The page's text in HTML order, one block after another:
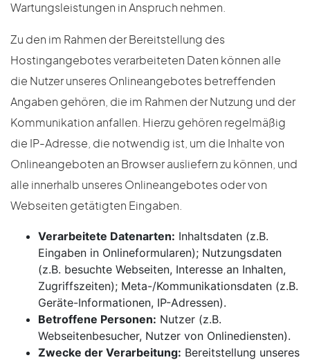
Wartungsleistungen in Anspruch nehmen.
Zu den im Rahmen der Bereitstellung des
Hostingangebotes verarbeiteten Daten können alle
die Nutzer unseres Onlineangebotes betreffenden
Angaben gehören, die im Rahmen der Nutzung und der
Kommunikation anfallen. Hierzu gehören regelmäßig
die IP-Adresse, die notwendig ist, um die Inhalte von
Onlineangeboten an Browser ausliefern zu können, und
alle innerhalb unseres Onlineangebotes oder von
Webseiten getätigten Eingaben.
Verarbeitete Datenarten: Inhaltsdaten (z.B.
Eingaben in Onlineformularen); Nutzungsdaten
(z.B. besuchte Webseiten, Interesse an Inhalten,
Zugriffszeiten); Meta-/Kommunikationsdaten (z.B.
Geräte-Informationen, IP-Adressen).
Betroffene Personen: Nutzer (z.B.
Webseitenbesucher, Nutzer von Onlinediensten).
Zwecke der Verarbeitung: Bereitstellung unseres